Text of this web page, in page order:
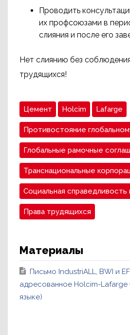
Проводить
их профсоюзами в
слияния и после его
Нет слиянию без
трудящихся!
Цемент Holcim Lafarge
Противостояние
Глобальные рамочные
Транснациональные
Социальная справедливость
Права трудящихся
Материалы
Письмо IndustriALL, BWI и
адресованное Holcim-Lafarge
языке)